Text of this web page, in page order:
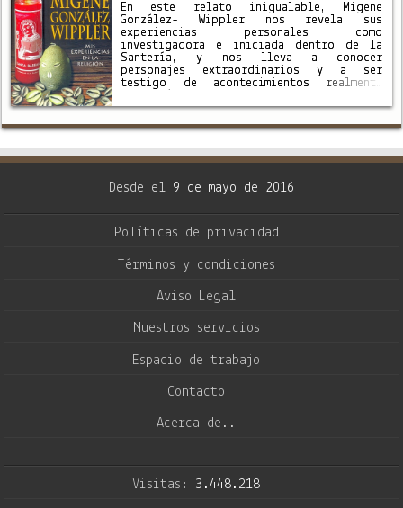
En este relato inigualable, Migene
González- Wippler nos revela sus
experiencias personales como
investigadora e iniciada dentro de la
Santería, y nos lleva a conocer
personajes extraordinarios y a ser
testigo de acontecimientos realmente
sucesos reales ocurridos a la autora
dentro de la práctica de la Santería.
Logrando desvelar …
Desde el 9 de mayo de 2016
Políticas de privacidad
Términos y condiciones
Aviso Legal
Nuestros servicios
Espacio de trabajo
Contacto
Acerca de..
Visitas: 3.448.218